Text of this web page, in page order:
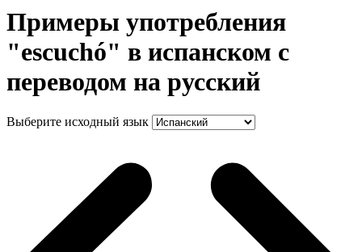
Примеры употребления
"escuchó" в испанском с
переводом на русский
Выберите исходный язык